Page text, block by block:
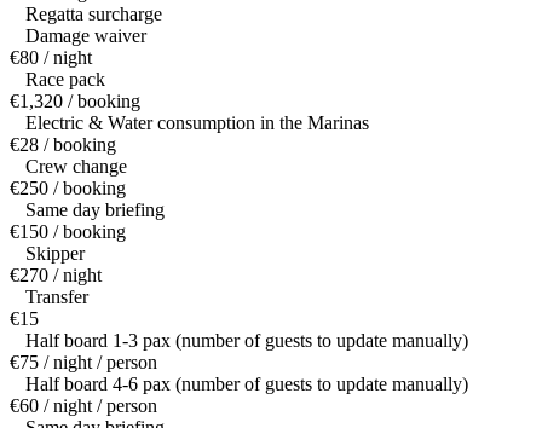
Regatta surcharge
Damage waiver
€80 / night
Race pack
€1,320 / booking
Electric & Water consumption in the Marinas
€28 / booking
Crew change
€250 / booking
Same day briefing
€150 / booking
Skipper
€270 / night
Transfer
€15
Half board 1-3 pax (number of guests to update manually)
€75 / night / person
Half board 4-6 pax (number of guests to update manually)
€60 / night / person